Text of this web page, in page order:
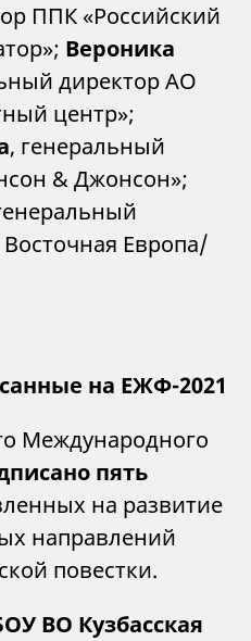
ППК «Российский
Вероника
директор АО
центр»;
, генеральный
& Джонсон»;
Европа/
на ЕЖФ-2021
Международного
пять
на развитие
направлений
повестки.
ВО Кузбасская